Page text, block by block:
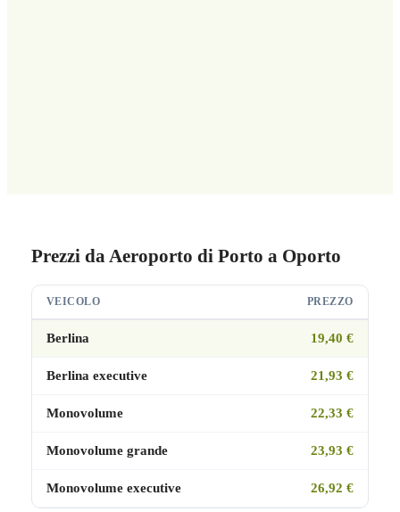
Prezzi da Aeroporto di Porto a Oporto
VEICOLO PREZZO
Berlina 19,40 €
Berlina executive 21,93 €
Monovolume 22,33 €
Monovolume grande 23,93 €
Monovolume executive 26,92 €